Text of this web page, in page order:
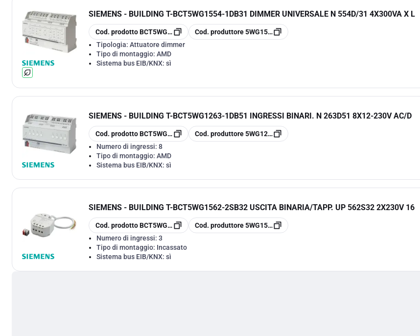
SIEMENS - BUILDING T-BCT5WG1554-1DB31 DIMMER UNIVERSALE N 554D/31 4X300VA X L
copia
Cod. prodotto BCT5WG1554-1DB31
copia
Cod. produttore 5WG1554-1DB31
Tipologia: Attuatore dimmer
Tipo di montaggio: AMD
Sistema bus EIB/KNX: sì
SIEMENS - BUILDING T-BCT5WG1263-1DB51 INGRESSI BINARI. N 263D51 8X12-230V AC/D
copia
Cod. prodotto BCT5WG1263-1DB51
copia
Cod. produttore 5WG1263-1DB51
Numero di ingressi: 8
Tipo di montaggio: AMD
Sistema bus EIB/KNX: sì
SIEMENS - BUILDING T-BCT5WG1562-2SB32 USCITA BINARIA/TAPP. UP 562S32 2X230V 16
copia
Cod. prodotto BCT5WG1562-2SB32
copia
Cod. produttore 5WG1562-2SB32
Numero di ingressi: 3
Tipo di montaggio: Incassato
Sistema bus EIB/KNX: sì